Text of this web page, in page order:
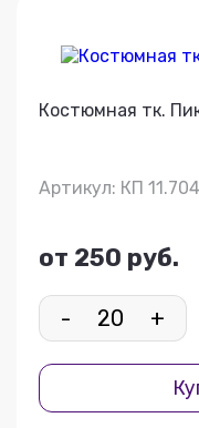
Костюмная тк.
Артикул: КП 11.704
от 250 руб.
- +